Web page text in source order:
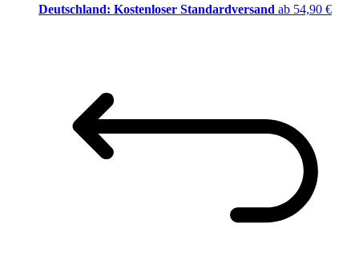
Deutschland: Kostenloser Standardversand ab 54,90 €